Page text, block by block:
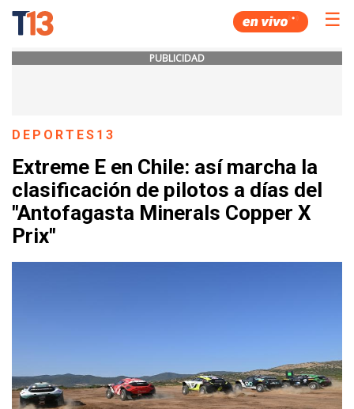
☰
PUBLICIDAD
DEPORTES13
Extreme E en Chile: así marcha la
clasificación de pilotos a días del
"Antofagasta Minerals Copper X
Prix"